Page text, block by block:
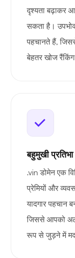
दृश्यता बढ़ाकर
सकता है।
पहचानते हैं,
बेहतर खोज रैंकिंग
बहुमुखी
.vin डोमेन एक
प्रेमियों और
यादगार पहचान
जिससे आपको
रूप से जुड़ने में